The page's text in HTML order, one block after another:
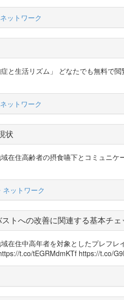
ットワーク
生活リズム」 どなたでも無料で閲
ットワーク
状
住高齢者の摂食嚥下とコミュニ
ネットワーク
トへの改善に関連する基本チ
住中高年者を対象としたプレフ
t.co/tEGRMdmKTf https://t.co/